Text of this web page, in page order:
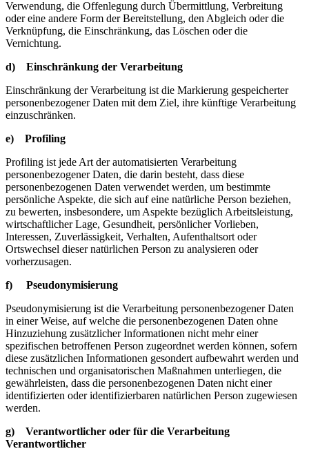
Verwendung, die Offenlegung durch Übermittlung, Verbreitung
oder eine andere Form der Bereitstellung, den Abgleich oder die
Verknüpfung, die Einschränkung, das Löschen oder die
Vernichtung.
d) Einschränkung der Verarbeitung
Einschränkung der Verarbeitung ist die Markierung gespeicherter
personenbezogener Daten mit dem Ziel, ihre künftige Verarbeitung
einzuschränken.
e) Profiling
Profiling ist jede Art der automatisierten Verarbeitung
personenbezogener Daten, die darin besteht, dass diese
personenbezogenen Daten verwendet werden, um bestimmte
persönliche Aspekte, die sich auf eine natürliche Person beziehen,
zu bewerten, insbesondere, um Aspekte bezüglich Arbeitsleistung,
wirtschaftlicher Lage, Gesundheit, persönlicher Vorlieben,
Interessen, Zuverlässigkeit, Verhalten, Aufenthaltsort oder
Ortswechsel dieser natürlichen Person zu analysieren oder
vorherzusagen.
f) Pseudonymisierung
Pseudonymisierung ist die Verarbeitung personenbezogener Daten
in einer Weise, auf welche die personenbezogenen Daten ohne
Hinzuziehung zusätzlicher Informationen nicht mehr einer
spezifischen betroffenen Person zugeordnet werden können, sofern
diese zusätzlichen Informationen gesondert aufbewahrt werden und
technischen und organisatorischen Maßnahmen unterliegen, die
gewährleisten, dass die personenbezogenen Daten nicht einer
identifizierten oder identifizierbaren natürlichen Person zugewiesen
werden.
g) Verantwortlicher oder für die Verarbeitung
Verantwortlicher